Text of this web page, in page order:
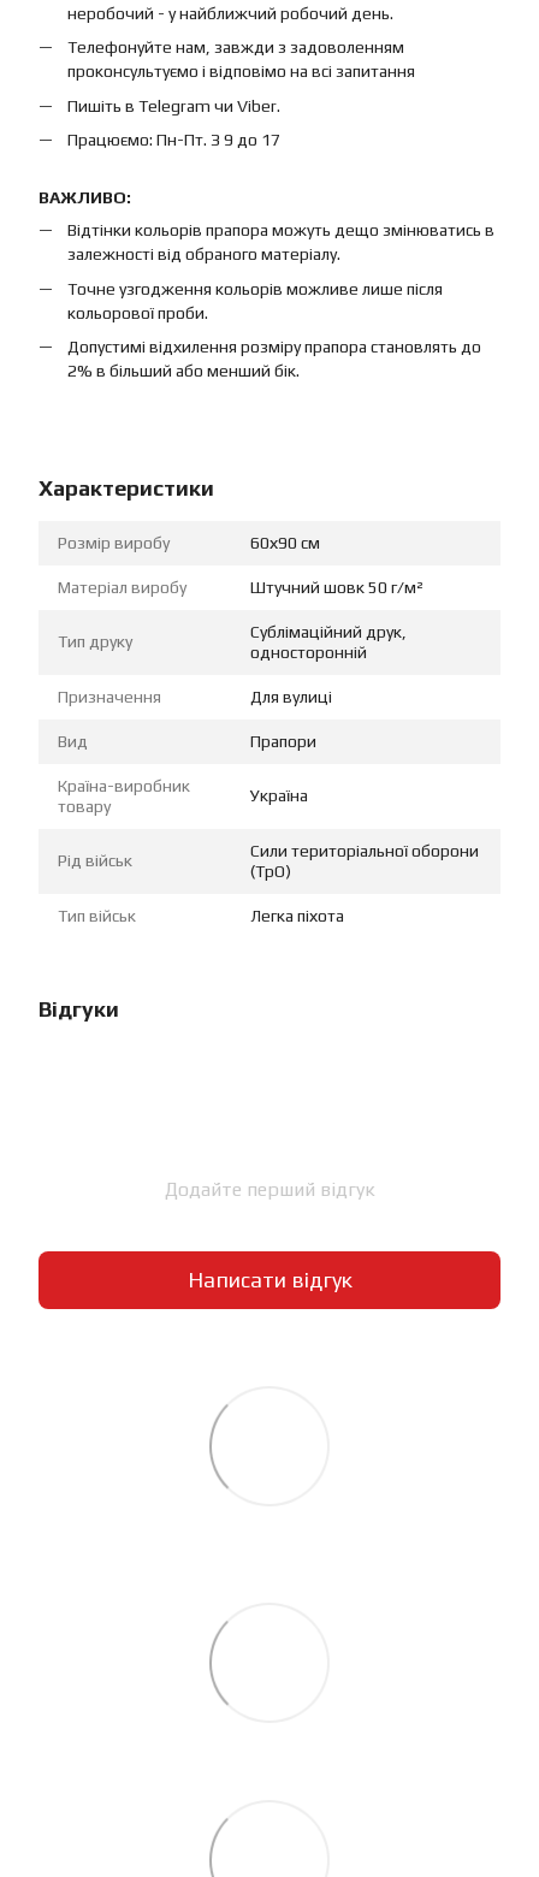
неробочий - у найближчий робочий день.
Телефонуйте нам, завжди з задоволенням
проконсультуємо і відповімо на всі запитання
Пишіть в Telegram чи Viber.
Працюємо: Пн-Пт. З 9 до 17
ВАЖЛИВО:
Відтінки кольорів прапора можуть дещо змінюватись в
залежності від обраного матеріалу.
Точне узгодження кольорів можливе лише після
кольорової проби.
Допустимі відхилення розміру прапора становлять до
2% в більший або менший бік.
Характеристики
Розмір виробу 60х90 см
Матеріал виробу Штучний шовк 50 г/м²
Тип друку
Сублімаційний друк,
односторонній
Призначення Для вулиці
Вид Прапори
Країна-виробник
товару
Україна
Рід військ
Сили територіальної оборони
(ТрО)
Тип військ Легка піхота
Відгуки
Додайте перший відгук
Написати відгук